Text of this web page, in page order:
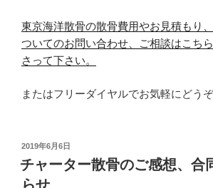
東京海洋散骨の散骨費用やお見積もり
ついてのお問い合わせ、ご相談はこち
さって下さい。
またはフリーダイヤルでお気軽にどう
投
稿
日:
2019年6月6日
チャーター散骨のご感想、合
らせ